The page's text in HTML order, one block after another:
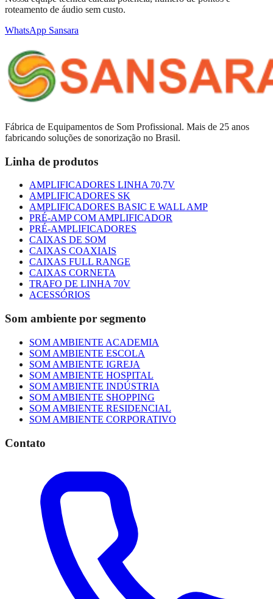
roteamento de áudio sem custo.
WhatsApp Sansara
Fábrica de Equipamentos de Som Profissional. Mais de 25 anos
fabricando soluções de sonorização no Brasil.
Linha de produtos
AMPLIFICADORES LINHA 70,7V
AMPLIFICADORES SK
AMPLIFICADORES BASIC E WALL AMP
PRÉ-AMP COM AMPLIFICADOR
PRÉ-AMPLIFICADORES
CAIXAS DE SOM
CAIXAS COAXIAIS
CAIXAS FULL RANGE
CAIXAS CORNETA
TRAFO DE LINHA 70V
ACESSÓRIOS
Som ambiente por segmento
SOM AMBIENTE ACADEMIA
SOM AMBIENTE ESCOLA
SOM AMBIENTE IGREJA
SOM AMBIENTE HOSPITAL
SOM AMBIENTE INDÚSTRIA
SOM AMBIENTE SHOPPING
SOM AMBIENTE RESIDENCIAL
SOM AMBIENTE CORPORATIVO
Contato